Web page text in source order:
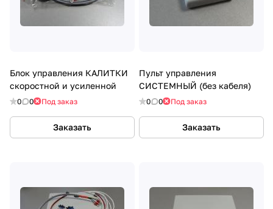
Блок управления КАЛИТКИ
скоростной и усиленной
0 0 Под заказ
Заказать
Пульт управления
СИСТЕМНЫЙ (без кабеля)
0 0 Под заказ
Заказать